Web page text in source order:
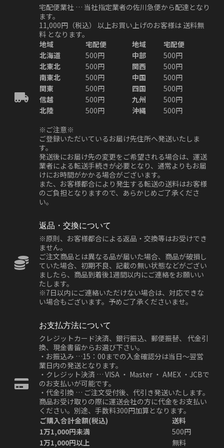
宅配便業社 … 当社指定業者の佐川急便から配達となり
ます。
11,000円（税込）
以上お買い上げのお客様は 送料無
料 となります。
地域
宅配便 地域
宅配便
北海道
500円 中部
500円
北東北
500円 関西
500円
南東北
500円 中国
500円
関東
500円 四国
500円
信越
500円 九州
500円
北陸
500円 沖縄
500円
※ご注意※
ご登録いただいているお届け先住所へ発送いたしま
す。
発送後にお届け先の変更をご希望される場合は、運送
業者による転送手続きが必要となり、通常よりもお届
けにお時間がかかる場合がございます。
また、お客様都合により発生する転送の送料はお客様
のご負担となりますので、あらかじめご了承くださ
い。
返品・交換について
※原則、お客様都合による返品・交換等はお受けでき
ません。
ご注文商品とは異なる品が届いた場合、商品が破損し
ていた場合、初期不良、記載の無い状態などがござい
ましたら、商品到着後1週間以内にご連絡をお願いい
たします。
※7日以内にご連絡いただけない場合は、対応できな
い場合もございます。予めご了承くださいませ。
お支払方法について
クレジットカード決済、銀行振込、郵便振替、 代金引
換、現金書留からお選び下さい。
・お振込み …15：00までの入金確認分は当日～翌営
業日内の発送となります。
・クレジット決済 … VISA ・ Master ・ AMEX ・JCBで
のお支払いが可能です。
・代金引換 … ご注文受付後、代引き発送いたします。
商品お受け取りの際に運送会社の方に代金をお支払い
ください。別途、手数料300円加算となります。
ご購入合計金額(税込)
送料
1万1,000円未満
500円
1万1,000円以上
無料